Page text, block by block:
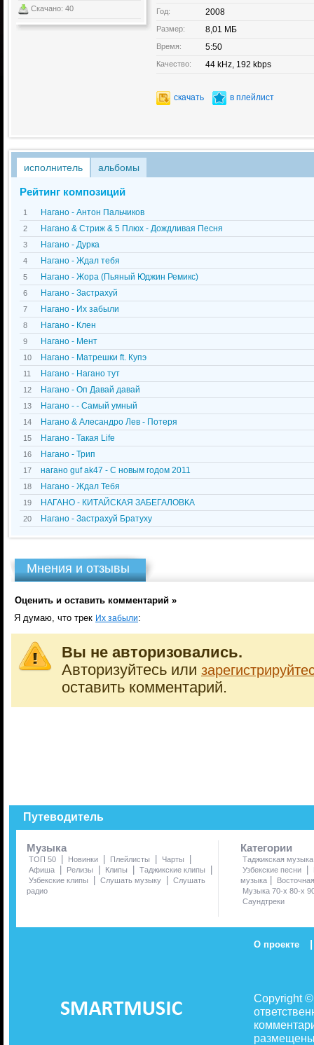
Скачано: 40 Год: 2008
Размер: 8,01 МБ
Время: 5:50
Качество: 44 kHz, 192 kbps
скачать в плейлист
исполнитель альбомы
Рейтинг композиций
1 Нагано - Антон Пальчиков
2 Нагано & Стриж & 5 Плюх - Дождливая Песня
3 Нагано - Дурка
4 Нагано - Ждал тебя
5 Нагано - Жора (Пьяный Юджин Ремикс)
6 Нагано - Застрахуй
7 Нагано - Их забыли
8 Нагано - Клен
9 Нагано - Мент
10 Нагано - Матрешки ft. Купэ
11 Нагано - Нагано тут
12 Нагано - Оп Давай давай
13 Нагано - - Самый умный
14 Нагано & Алесандро Лев - Потеря
15 Нагано - Такая Life
16 Нагано - Трип
17 нагано guf ak47 - С новым годом 2011
18 Нагано - Ждал Тебя
19 НАГАНО - КИТАЙСКАЯ ЗАБЕГАЛОВКА
20 Нагано - Застрахуй Братуху
Мнения и отзывы
Оценить и оставить комментарий »
Я думаю, что трек Их забыли:
Вы не авторизовались.
Авторизуйтесь или
оставить комментарий.
Путеводитель
Музыка
ТОП 50 | Новинки | Плейлисты | Чарты |
Афиша | Релизы | Клипы | Таджикские клипы |
Узбекские клипы | Слушать музыку | Слушать
радио
Категории
Таджикская музыка
Узбекские песни
|
музыка |
Музыка 70-х 80-х
Саундтреки
О проекте |
Copyright
размещены